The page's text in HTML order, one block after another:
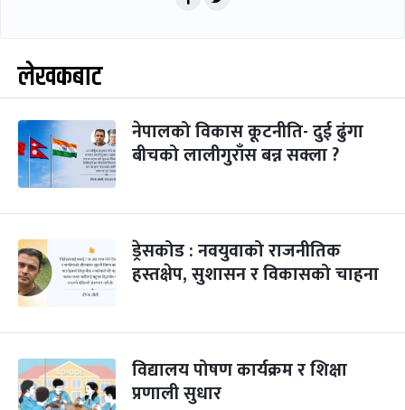
लेखकबाट
नेपालको विकास कूटनीति- दुई ढुंगा
बीचको लालीगुराँस बन्न सक्ला ?
ड्रेसकोड : नवयुवाको राजनीतिक
हस्तक्षेप, सुशासन र विकासको चाहना
विद्यालय पोषण कार्यक्रम र शिक्षा
प्रणाली सुधार